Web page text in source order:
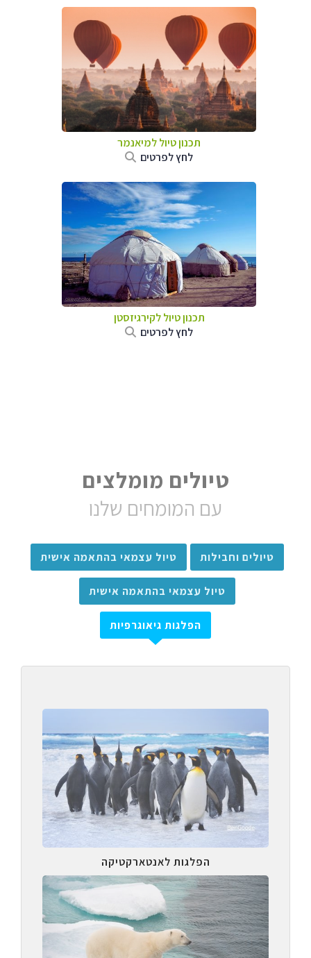
תכנון טיוללמיאנמר
לחץ לפרטים
תכנון טיוללקירגיזסטן
לחץ לפרטים
טיולים מומלצים
עם המומחים שלנו
טיולים וחבילות טיול עצמאי בהתאמה אישית
טיול עצמאי בהתאמה אישית
הפלגות גיאוגרפיות
הפלגות לאנטארקטיקה